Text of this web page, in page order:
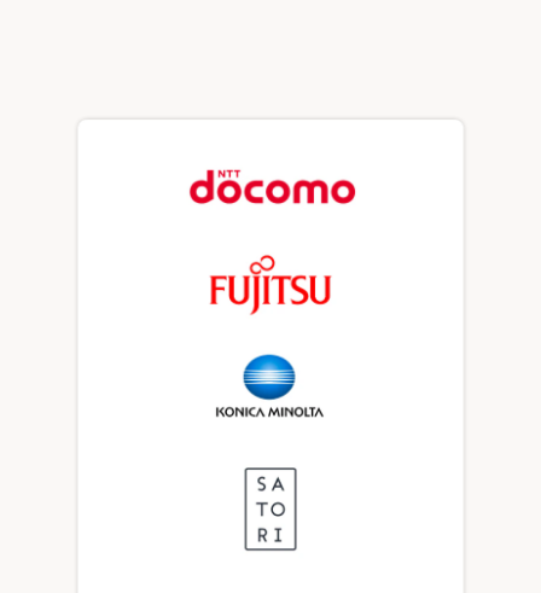
BtoBマーケティング基礎研修（ゲーム体験型）
導入事例
選ばれる理由
私たちの理念